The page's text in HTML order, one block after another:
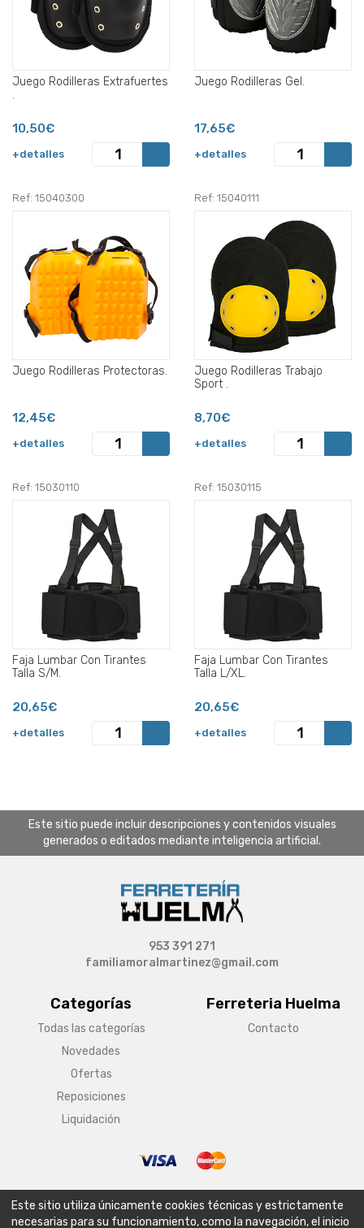
Juego Rodilleras Extrafuertes
.
10,50€
+detalles
Juego Rodilleras Gel.
17,65€
+detalles
Ref: 15040300
Juego Rodilleras Protectoras.
12,45€
+detalles
Ref: 15040111
Juego Rodilleras Trabajo
Sport .
8,70€
+detalles
Ref: 15030110
Faja Lumbar Con Tirantes
Talla S/M.
20,65€
+detalles
Ref: 15030115
Faja Lumbar Con Tirantes
Talla L/XL.
20,65€
+detalles
Este sitio puede incluir descripciones y contenidos visuales
generados o editados mediante inteligencia artificial.
Categorías
Todas las categorías
Novedades
Ofertas
Reposiciones
Liquidación
Ferreteria Huelma
Contacto
953 391 271
familiamoralmartinez@gmail.com
Aviso legal Condiciones generales de venta Política de envío
Este sitio utiliza únicamente cookies técnicas y estrictamente
necesarias para su funcionamiento, como la navegación, el inicio